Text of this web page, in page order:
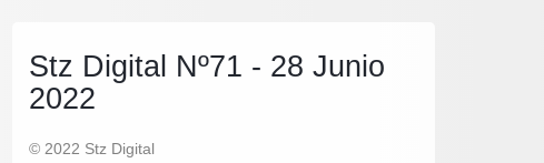
Stz Digital Nº71 - 28 Junio
2022
© 2022 Stz Digital